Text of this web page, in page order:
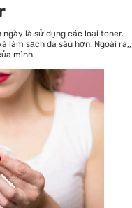
là sử dụng các loại toner.
làm sạch da sâu hơn. Ngoài ra,,
mình.